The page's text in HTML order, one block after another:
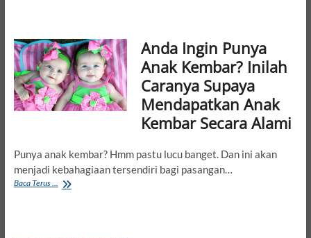
di
Rumah
Sakit,
Adek
Kecil
Ini
Sendirian
Anda Ingin Punya
Anak Kembar? Inilah
Caranya Supaya
Mendapatkan Anak
Kembar Secara Alami
Punya anak kembar? Hmm pastu lucu banget. Dan ini akan
menjadi kebahagiaan tersendiri bagi pasangan…
Baca Terus ... Anda